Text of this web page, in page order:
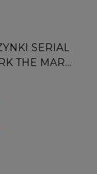
SERIAL
THE MARK